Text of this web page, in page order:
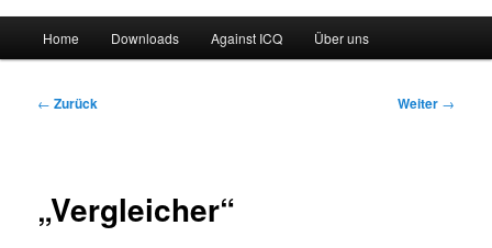
Zum
Home Downloads Against ICQ Über uns
Beitragsnavigation
← Zurück Weiter →
„Vergleicher“